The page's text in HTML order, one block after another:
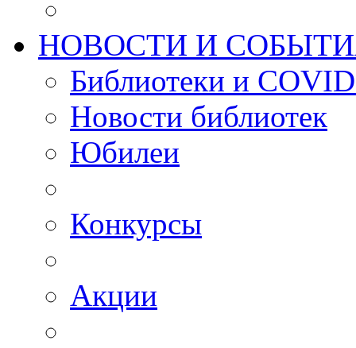
НОВОСТИ И
Библиотеки и
Новости библиотек
Юбилеи
Конкурсы
Акции